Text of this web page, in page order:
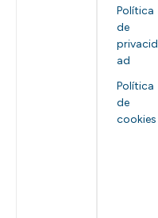
Política
de
privacid
ad
Política
de
cookies